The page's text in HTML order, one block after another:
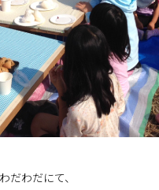
だわだにて、